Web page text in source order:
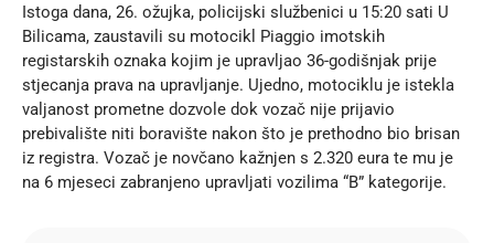
Istoga dana, 26. ožujka, policijski službenici u 15:20 sati U
Bilicama, zaustavili su motocikl Piaggio imotskih
registarskih oznaka kojim je upravljao 36-godišnjak prije
stjecanja prava na upravljanje. Ujedno, motociklu je istekla
valjanost prometne dozvole dok vozač nije prijavio
prebivalište niti boravište nakon što je prethodno bio brisan
iz registra. Vozač je novčano kažnjen s 2.320 eura te mu je
na 6 mjeseci zabranjeno upravljati vozilima “B” kategorije.